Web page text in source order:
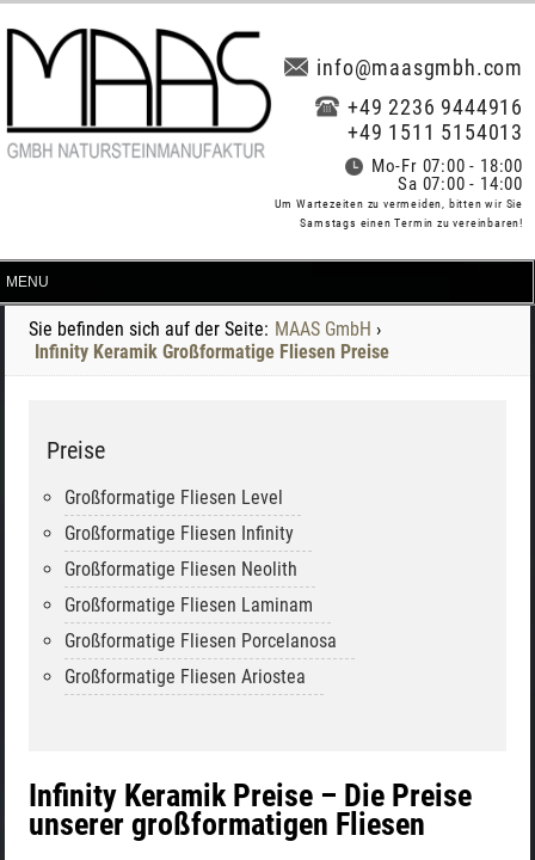
info@maasgmbh.com
+49 2236 9444916
+49 1511 5154013
Mo-Fr 07:00 - 18:00
Sa 07:00 - 14:00
Um Wartezeiten zu vermeiden, bitten wir Sie
Samstags einen Termin zu vereinbaren!
Sie befinden sich auf der Seite: MAAS GmbH ›
Infinity Keramik Großformatige Fliesen Preise
Preise
Großformatige Fliesen Level
Großformatige Fliesen Infinity
Großformatige Fliesen Neolith
Großformatige Fliesen Laminam
Großformatige Fliesen Porcelanosa
Großformatige Fliesen Ariostea
Infinity Keramik Preise – Die Preise
unserer großformatigen Fliesen